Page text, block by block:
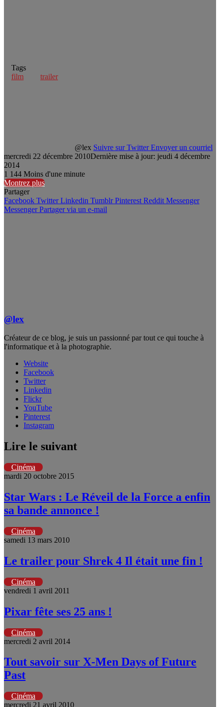
Tags
film
trailer
@lex Suivre sur Twitter Envoyer un courriel
mercredi 22 décembre 2010Dernière mise à jour: jeudi 4 décembre
2014
1 144 Moins d'une minute
Montrez plus
Partager
Facebook Twitter Linkedin Tumblr Pinterest Reddit Messenger
Messenger Partager via un e-mail
@lex
Créateur de ce blog, je suis un passionné par tout ce qui touche à
l'informatique et à la photographie.
Website
Facebook
Twitter
Linkedin
Flickr
YouTube
Pinterest
Instagram
Lire le suivant
Cinéma
mardi 20 octobre 2015
Star Wars : Le Réveil de la Force a enfin
sa bande annonce !
Cinéma
samedi 13 mars 2010
Le trailer pour Shrek 4 Il était une fin !
Cinéma
vendredi 1 avril 2011
Pixar fête ses 25 ans !
Cinéma
mercredi 2 avril 2014
Tout savoir sur X-Men Days of Future
Past
Cinéma
mercredi 21 avril 2010